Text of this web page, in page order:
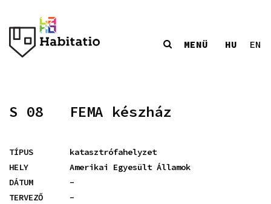
MENÜ HU EN
S 08 FEMA készház
TÍPUS
katasztrófahelyzet
HELY
Amerikai Egyesült Államok
DÁTUM
-
TERVEZŐ
-